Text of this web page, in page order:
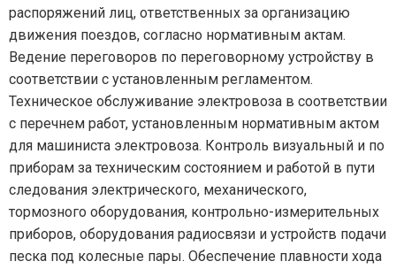
распоряжений лиц, ответственных за организацию
движения поездов, согласно нормативным актам.
Ведение переговоров по переговорному устройству в
соответствии с установленным регламентом.
Техническое обслуживание электровоза в соответствии
с перечнем работ, установленным нормативным актом
для машиниста электровоза. Контроль визуальный и по
приборам за техническим состоянием и работой в пути
следования электрического, механического,
тормозного оборудования, контрольно-измерительных
приборов, оборудования радиосвязи и устройств подачи
песка под колесные пары. Обеспечение плавности хода